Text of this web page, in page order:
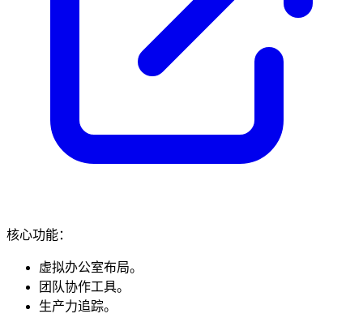
核心功能：
虚拟办公室布局。
团队协作工具。
生产力追踪。